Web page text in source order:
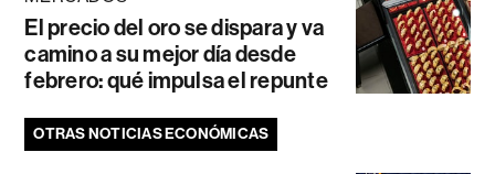
El precio del oro se dispara y va
camino a su mejor día desde
febrero: qué impulsa el repunte
OTRAS NOTICIAS ECONÓMICAS